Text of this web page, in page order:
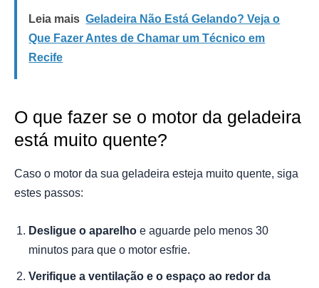
Leia mais Geladeira Não Está Gelando? Veja o
Que Fazer Antes de Chamar um Técnico em
Recife
O que fazer se o motor da geladeira
está muito quente?
Caso o motor da sua geladeira esteja muito quente, siga
estes passos:
Desligue o aparelho e aguarde pelo menos 30
minutos para que o motor esfrie.
Verifique a ventilação e o espaço ao redor da